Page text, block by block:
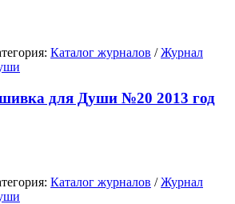
Каталог журналов /Журнал
для Души №20 2013 год
Каталог журналов /Журнал